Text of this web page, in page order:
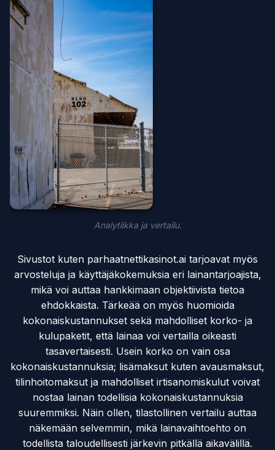
Analytiikka ja vertailu.
Sivustot kuten parhaatnettikasinot.ai tarjoavat myös
arvosteluja ja käyttäjäkokemuksia eri lainantarjoajista,
mikä voi auttaa hankkimaan objektiivista tietoa
ehdokkaista. Tärkeää on myös huomioida
kokonaiskustannukset sekä mahdolliset korko- ja
kulupaketit, että lainaa voi vertailla oikeasti
tasavertaisesti. Usein korko on vain osa
kokonaiskustannuksia; lisämaksut kuten avausmaksut,
tilinhoitomaksut ja mahdolliset irtisanomiskulut voivat
nostaa lainan todellisia kokonaiskustannuksia
suuremmiksi. Näin ollen, tilastollinen vertailu auttaa
näkemään selvemmin, mikä lainavaihtoehto on
todellista taloudellisesti järkevin pitkällä aikavälillä.